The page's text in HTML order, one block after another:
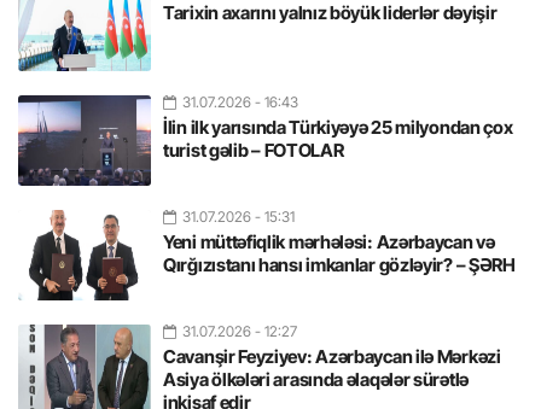
Tarixin axarını yalnız böyük liderlər dəyişir
31.07.2026 - 16:43
İlin ilk yarısında Türkiyəyə 25 milyondan çox
turist gəlib – FOTOLAR
31.07.2026 - 15:31
Yeni müttəfiqlik mərhələsi: Azərbaycan və
Qırğızıstanı hansı imkanlar gözləyir? – ŞƏRH
31.07.2026 - 12:27
Cavanşir Feyziyev: Azərbaycan ilə Mərkəzi
Asiya ölkələri arasında əlaqələr sürətlə
inkişaf edir